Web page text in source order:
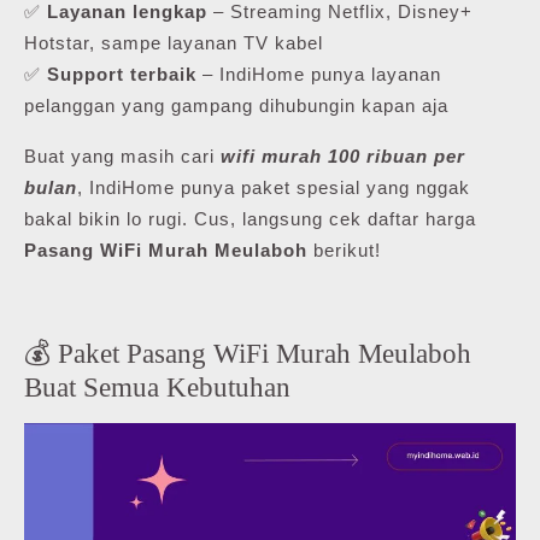
✅ Layanan lengkap – Streaming Netflix, Disney+
Hotstar, sampe layanan TV kabel
✅ Support terbaik – IndiHome punya layanan
pelanggan yang gampang dihubungin kapan aja
Buat yang masih cari wifi murah 100 ribuan per
bulan, IndiHome punya paket spesial yang nggak
bakal bikin lo rugi. Cus, langsung cek daftar harga
Pasang WiFi Murah Meulaboh berikut!
💰 Paket Pasang WiFi Murah Meulaboh
Buat Semua Kebutuhan